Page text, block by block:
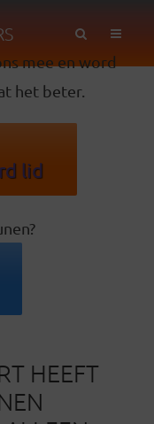
mee en word
het beter.
lid
HEEFT